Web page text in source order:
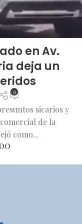
en Av.
deja un
0
sicarios y
de la
como...